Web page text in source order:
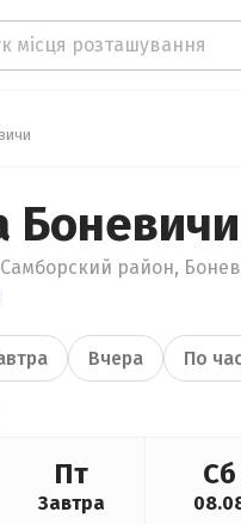
Боневичи
район,
Вчера По
Пт
Завтра
Сб